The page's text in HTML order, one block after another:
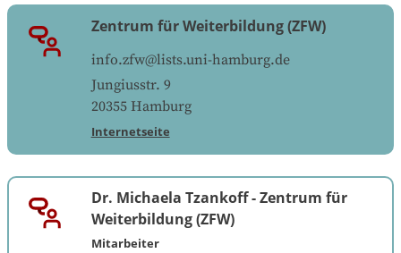
Zentrum für Weiterbildung (ZFW)
info.zfw@lists.uni-hamburg.de
Jungiusstr. 9
20355 Hamburg
Internetseite
Dr. Michaela Tzankoff -Zentrum für
Weiterbildung (ZFW)
Mitarbeiter